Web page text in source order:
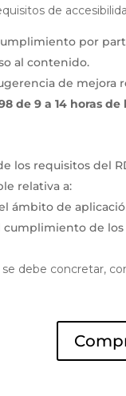
de
por
al contenido.
de
de 9 a 14 horas de
requisitos del RD
relativa a:
de
de
debe concretar,